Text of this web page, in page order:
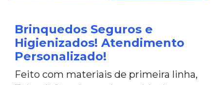
Brinquedos Seguros e
Higienizados! Atendimento
Personalizado!
Feito com materiais de primeira linha,